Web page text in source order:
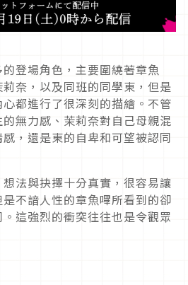
登場角色，主要圍繞著章魚
奈，以及同班的同學東，但是
都進行了很深刻的描繪。不管
無力感、茉莉奈對自己母親混
，還是東的自卑和可望被認同
法與抉擇十分真實，很容易讓
不諳人性的章魚嗶所看到的卻
這強烈的衝突往往也是令觀眾